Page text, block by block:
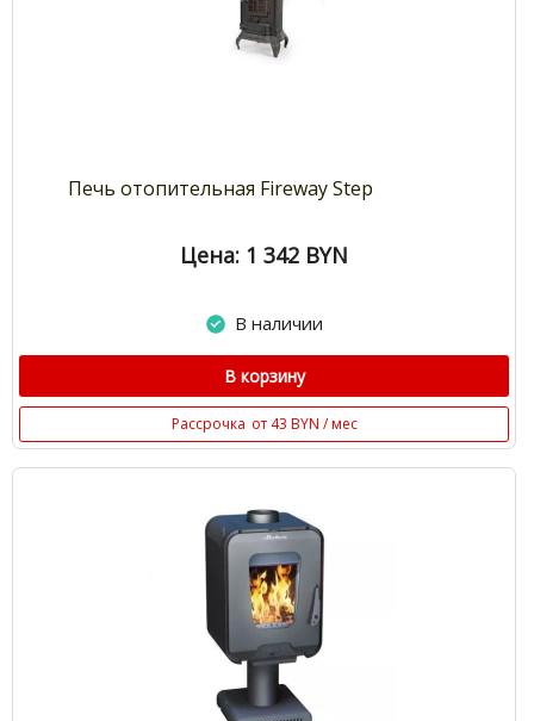
Печь отопительная Fireway Step
Цена: 1 342 BYN
В наличии
В корзину
Рассрочка от 43 BYN / мес